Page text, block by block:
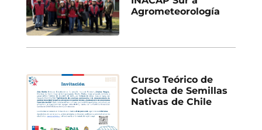
Agrometeorología
Curso Teórico de
Colecta de Semillas
Nativas de Chile